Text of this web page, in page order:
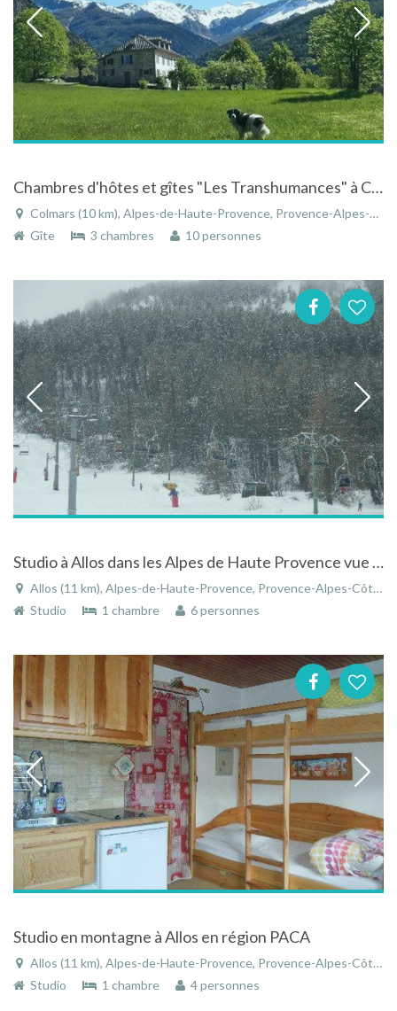
Chambres d'hôtes et gîtes "Les Transhumances" à Colmars les Alpes, Parc National du Mercantour
Colmars (10 km), Alpes-de-Haute-Provence, Provence-Alpes-Côte d'Azur, France
Gîte
3 chambres 10 personnes
Studio à Allos dans les Alpes de Haute Provence vue sur les pistes de ski
Allos (11 km), Alpes-de-Haute-Provence, Provence-Alpes-Côte d'Azur, France
Studio
1 chambre 6 personnes
Studio en montagne à Allos en région PACA
Allos (11 km), Alpes-de-Haute-Provence, Provence-Alpes-Côte d'Azur, France
Studio
1 chambre 4 personnes